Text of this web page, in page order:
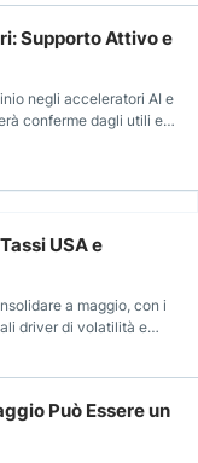
Supporto Attivo e
negli acceleratori AI e
conferme dagli utili e
USA e
a maggio, con i
driver di volatilità e
Può Essere un